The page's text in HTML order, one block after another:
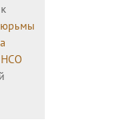
НСО